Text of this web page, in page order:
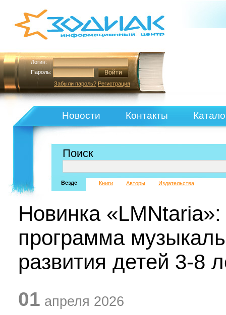
Новости Контакты
Логин:
Пароль:
Забыли пароль? Регистрация
Поиск
Везде Книги Авторы Издательства
Новинка
программа
развития детей 3-8
01 апреля 2026